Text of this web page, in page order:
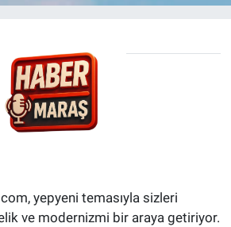
yepyeni temasıyla sizleri
ve modernizmi bir araya getiriyor.